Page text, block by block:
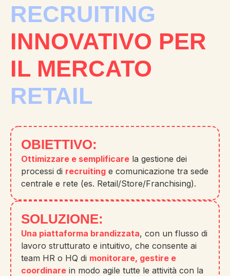
RECRUITING
INNOVATIVO PER
IL MERCATO
RETAIL
OBIETTIVO:
Ottimizzare e semplificare la gestione dei
processi di recruiting e comunicazione tra sede
centrale e rete (es. Retail/Store/Franchising).
SOLUZIONE:
Una piattaforma brandizzata, con un flusso di
lavoro strutturato e intuitivo, che consente ai
team HR o HQ di monitorare, gestire e
coordinare in modo agile tutte le attività con la